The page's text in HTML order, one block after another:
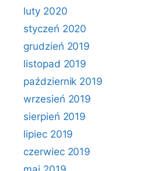
luty 2020
styczeń 2020
grudzień 2019
listopad 2019
październik 2019
wrzesień 2019
sierpień 2019
lipiec 2019
czerwiec 2019